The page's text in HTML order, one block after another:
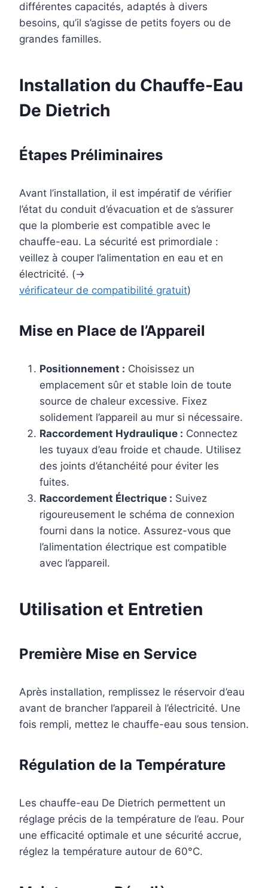
différentes capacités, adaptés à divers
besoins, qu’il s’agisse de petits foyers ou de
grandes familles.
Installation du Chauffe-Eau
De Dietrich
Étapes Préliminaires
Avant l’installation, il est impératif de vérifier
l’état du conduit d’évacuation et de s’assurer
que la plomberie est compatible avec le
chauffe-eau. La sécurité est primordiale :
veillez à couper l’alimentation en eau et en
électricité. (→
vérificateur de compatibilité gratuit)
Mise en Place de l’Appareil
Positionnement : Choisissez un
emplacement sûr et stable loin de toute
source de chaleur excessive. Fixez
solidement l’appareil au mur si nécessaire.
Raccordement Hydraulique : Connectez
les tuyaux d’eau froide et chaude. Utilisez
des joints d’étanchéité pour éviter les
fuites.
Raccordement Électrique : Suivez
rigoureusement le schéma de connexion
fourni dans la notice. Assurez-vous que
l’alimentation électrique est compatible
avec l’appareil.
Utilisation et Entretien
Première Mise en Service
Après installation, remplissez le réservoir d’eau
avant de brancher l’appareil à l’électricité. Une
fois rempli, mettez le chauffe-eau sous tension.
Régulation de la Température
Les chauffe-eau De Dietrich permettent un
réglage précis de la température de l’eau. Pour
une efficacité optimale et une sécurité accrue,
réglez la température autour de 60°C.